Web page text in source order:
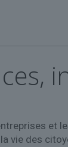
vie des